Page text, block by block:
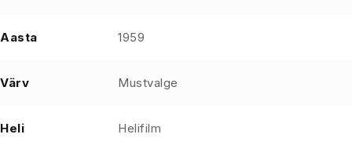
Aasta 1959
Värv Mustvalge
Heli Helifilm